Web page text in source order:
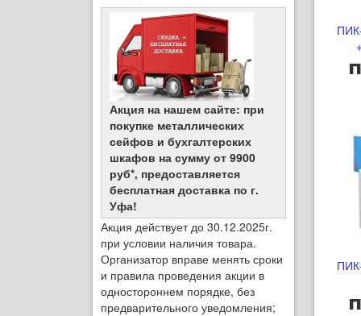
Акция на нашем сайте: при
покупке металлических
сейфов и бухгалтерских
шкафов на сумму от 9900
руб*, предоставляется
бесплатная доставка по г.
Уфа!
Акция действует до 30.12.2025г.
при условии наличия товара.
Организатор вправе менять сроки
и правила проведения акции в
одностороннем порядке, без
предварительного уведомления;